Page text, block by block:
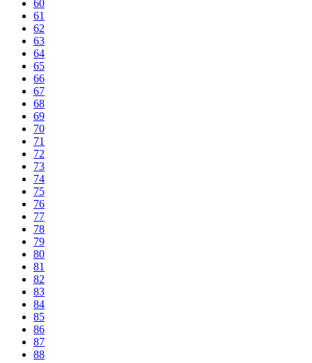
60
61
62
63
64
65
66
67
68
69
70
71
72
73
74
75
76
77
78
79
80
81
82
83
84
85
86
87
88